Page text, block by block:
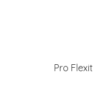
Pro